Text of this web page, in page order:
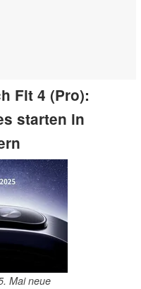
Fit 4 (Pro):
starten in
Mai neue